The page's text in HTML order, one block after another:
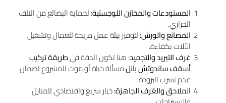
المستودعات والمخازن اللوجستية:لحماية البضائع من التلف
الحراري.
المصانع والورش:لتوفير بيئة عمل مريحة للعمال وتشغيل
الآلات بكفاءة.
غرف التبريد والتجميد:هنا تكون الدقة فيطريقة تركيب
أسقف ساندوتش بانلمسألة حياة أو موت للمشروع لضمان
عدم تسرب البرودة.
الملاحق والغرف الجاهزة:خيار سريع واقتصادي للمنازل